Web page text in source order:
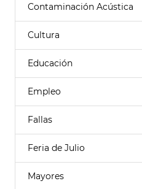
Contaminación Acústica
Cultura
Educación
Empleo
Fallas
Feria de Julio
Mayores